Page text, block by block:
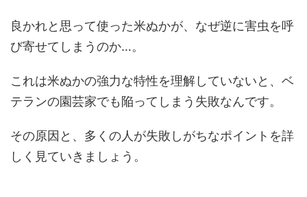
良かれと思って使った米ぬかが、なぜ逆に害虫を呼
び寄せてしまうのか…。
これは米ぬかの強力な特性を理解していないと、ベ
テランの園芸家でも陥ってしまう失敗なんです。
その原因と、多くの人が失敗しがちなポイントを詳
しく見ていきましょう。